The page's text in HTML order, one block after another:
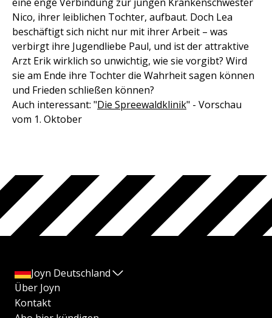
Nico, ihrer leiblichen Tochter, aufbaut. Doch Lea
beschäftigt sich nicht nur mit ihrer Arbeit – was
verbirgt ihre Jugendliebe Paul, und ist der attraktive
Arzt Erik wirklich so unwichtig, wie sie vorgibt? Wird
sie am Ende ihre Tochter die Wahrheit sagen können
und Frieden schließen können?
Auch interessant: "Die Spreewaldklinik" - Vorschau
vom 1. Oktober
Joyn Deutschland
Über Joyn
Kontakt